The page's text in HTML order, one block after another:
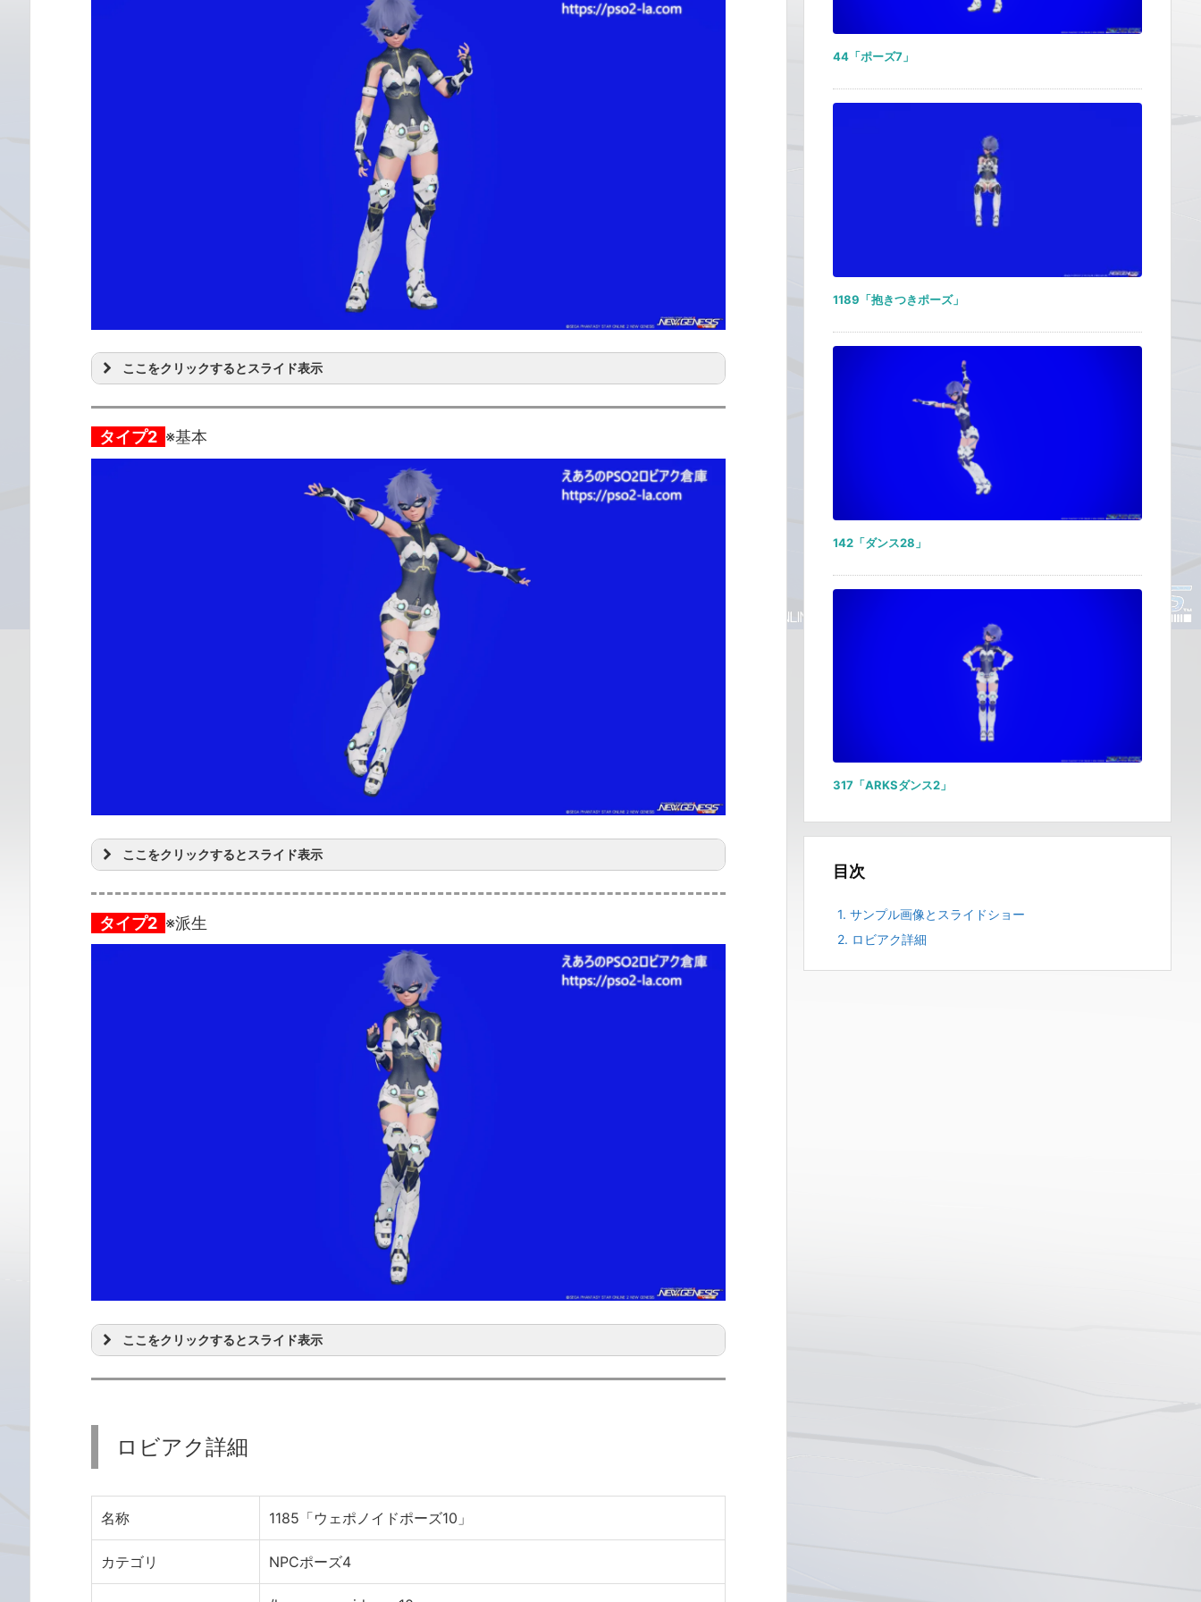
ここをクリックするとスライド表示
タイプ2 ※基本
ここをクリックするとスライド表示
タイプ2 ※派生
ここをクリックするとスライド表示
ロビアク詳細
名称 1185「ウェポノイドポーズ10」
カテゴリ NPCポーズ4
44「ポーズ7」
1189「抱きつきポーズ」
142「ダンス28」
317「ARKSダンス2」
目次
1. サンプル画像とスライドショー
2. ロビアク詳細